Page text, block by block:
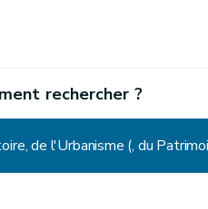
rechercher ?
de l'Urbanisme (, du